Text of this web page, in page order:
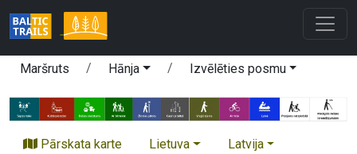
Maršruts Hānja Izvēlēties posmu
Pārskata karte Lietuva Latvija